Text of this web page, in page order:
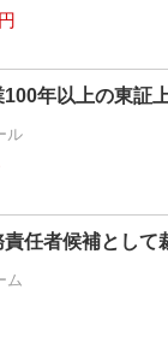
100年以上の東証
ル
責任者候補として
ム